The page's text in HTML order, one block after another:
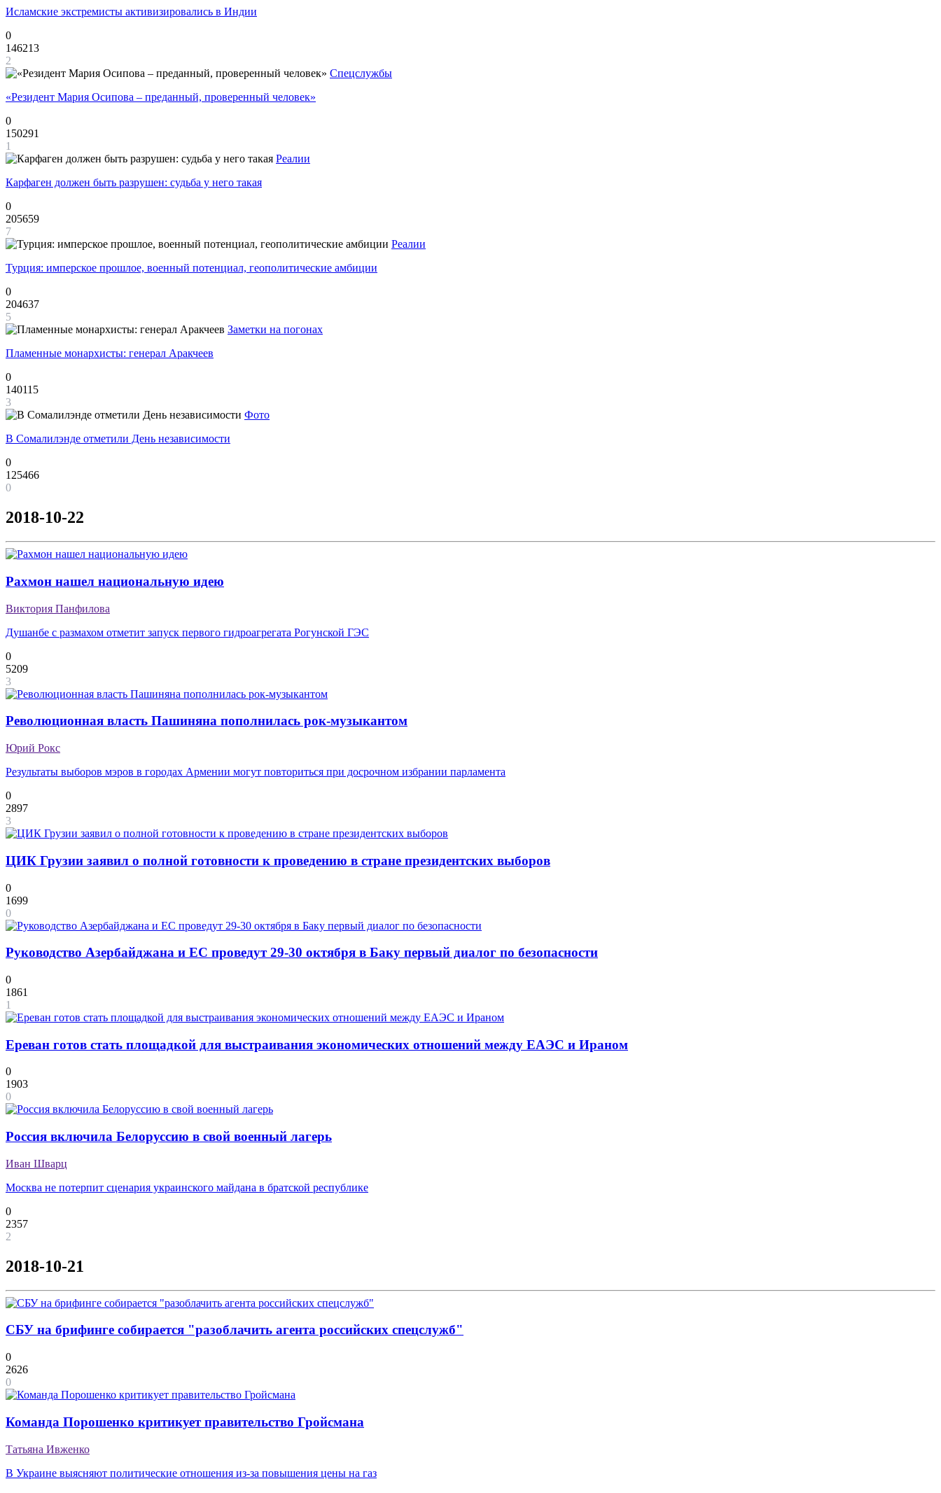
Исламские экстремисты активизировались в Индии
0
146213
2
Спецслужбы
«Резидент Мария Осипова – преданный, проверенный человек»
0
150291
1
Реалии
Карфаген должен быть разрушен: судьба у него такая
0
205659
7
Реалии
Турция: имперское прошлое, военный потенциал, геополитические амбиции
0
204637
5
Заметки на погонах
Пламенные монархисты: генерал Аракчеев
0
140115
3
Фото
В Сомалилэнде отметили День независимости
0
125466
0
2018-10-22
Рахмон нашел национальную идею
Виктория Панфилова
Душанбе с размахом отметит запуск первого гидроагрегата Рогунской ГЭС
0
5209
3
Революционная власть Пашиняна пополнилась рок-музыкантом
Юрий Рокс
Результаты выборов мэров в городах Армении могут повториться при досрочном избрании парламента
0
2897
3
ЦИК Грузии заявил о полной готовности к проведению в стране президентских выборов
0
1699
0
Руководство Азербайджана и ЕС проведут 29-30 октября в Баку первый диалог по безопасности
0
1861
1
Ереван готов стать площадкой для выстраивания экономических отношений между ЕАЭС и Ираном
0
1903
0
Россия включила Белоруссию в свой военный лагерь
Иван Шварц
Москва не потерпит сценария украинского майдана в братской республике
0
2357
2
2018-10-21
СБУ на брифинге собирается "разоблачить агента российских спецслужб"
0
2626
0
Команда Порошенко критикует правительство Гройсмана
Татьяна Ивженко
В Украине выясняют политические отношения из-за повышения цены на газ